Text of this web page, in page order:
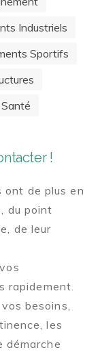
Industriels
Sportifs
Santé
!
ont de plus en
du point
de leur
rapidement.
besoins,
les
démarche